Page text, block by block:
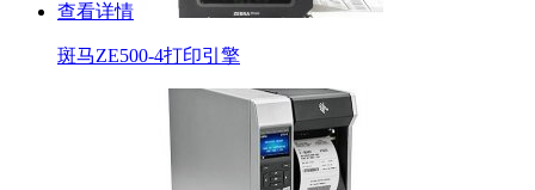
查看详情
斑马ZE500-4打印引擎